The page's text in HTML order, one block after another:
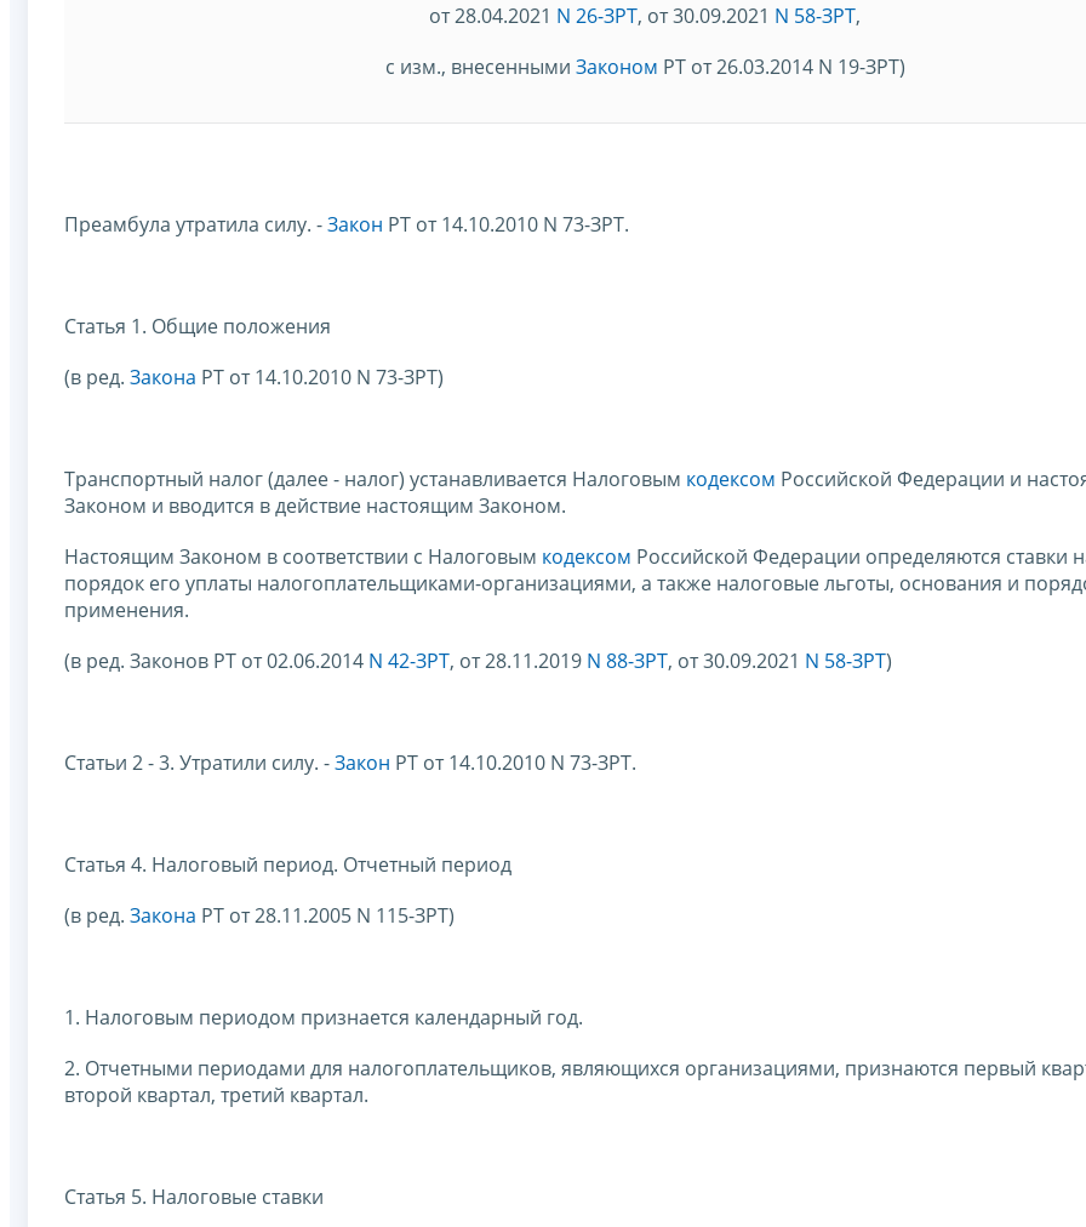
от 28.04.2021 N 26-ЗРТ, от 30.09.2021 N 58-ЗРТ,
с изм., внесенными Законом РТ от 26.03.2014 N 19-ЗРТ)
Преамбула утратила силу. -Закон РТ от 14.10.2010 N 73-ЗРТ.
Статья 1. Общие положения
(в ред. Закона РТ от 14.10.2010 N 73-ЗРТ)
Транспортный налог (далее - налог) устанавливается Налоговым кодексом Российской Федерации и
Законом и вводится в действие настоящим Законом.
Настоящим Законом в соответствии с Налоговым кодексом Российской Федерации определяются ставки
порядок его уплаты налогоплательщиками-организациями, а также налоговые льготы, основания и
применения.
(в ред. Законов РТ от 02.06.2014 N 42-ЗРТ, от 28.11.2019 N 88-ЗРТ, от 30.09.2021 N 58-ЗРТ)
Статьи 2 - 3. Утратили силу. -Закон РТ от 14.10.2010 N 73-ЗРТ.
Статья 4. Налоговый период. Отчетный период
(в ред. Закона РТ от 28.11.2005 N 115-ЗРТ)
1. Налоговым периодом признается календарный год.
2. Отчетными периодами для налогоплательщиков, являющихся организациями, признаются первый
второй квартал, третий квартал.
Статья 5. Налоговые ставки